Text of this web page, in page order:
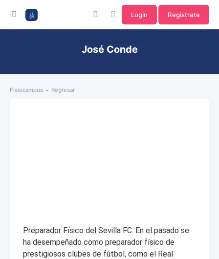
Login Registrate
José Conde
Fisiocampus Regresar
Preparador Físico del Sevilla FC. En el pasado se
ha desempeñado como preparador físico de
prestigiosos clubes de fútbol, como el Real